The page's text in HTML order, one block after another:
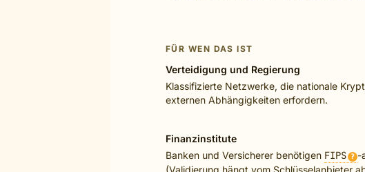
FÜR WEN DAS IST
Verteidigung und Regierung
Klassifizierte Netzwerke, die nationale
externen Abhängigkeiten erfordern.
Finanzinstitute
Banken und Versicherer benötigen FIPS ? -
(Validierung hängt vom Schlüsselanbieter